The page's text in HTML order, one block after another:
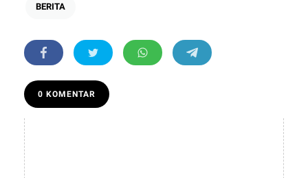
BERITA
0 KOMENTAR